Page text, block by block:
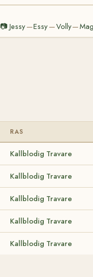
📷Jessy—Essy—Volly—
RAS
Kallblodig Travare
Kallblodig Travare
Kallblodig Travare
Kallblodig Travare
Kallblodig Travare